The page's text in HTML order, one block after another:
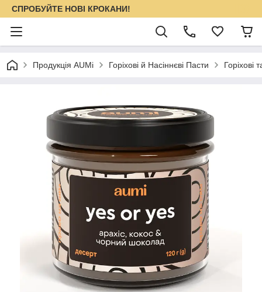
СПРОБУЙТЕ НОВІ КРОКАНИ!
Продукція AUMi Горіхові й Насіннєві Пасти Горіхові